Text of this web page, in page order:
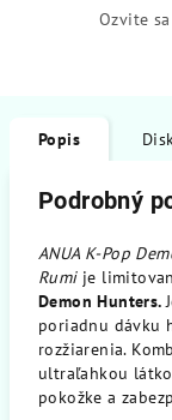
Ozvite
Popis
Podrobný
ANUA K-Pop
Rumije
Demon Hunters.
poriadnu dávku
rozžiarenia.
ultraľahkou
pokožke a